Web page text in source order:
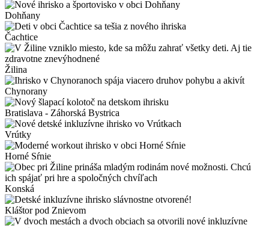
Dohňany
Čachtice
Žilina
Chynorany
Bratislava - Záhorská Bystrica
Vrútky
Horné Sŕnie
Konská
Kláštor pod Znievom